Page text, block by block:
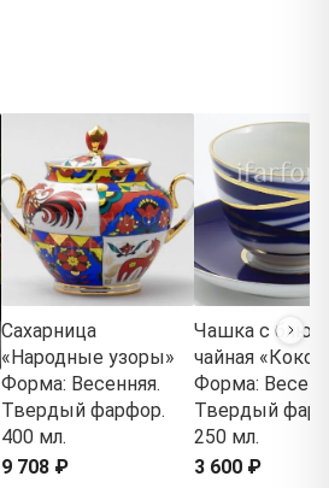
Сахарница
«Народные узоры»
Форма: Весенняя.
Твердый фарфор.
400 мл.
9 708 ₽
Чашка с
чайная
Форма:
Твердый
250 мл.
3 600 ₽